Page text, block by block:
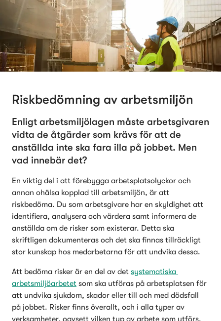
Riskbedömning av arbetsmiljön
Enligt arbetsmiljölagen måste arbetsgivaren
vidta de åtgärder som krävs för att de
anställda inte ska fara illa på jobbet. Men
vad innebär det?
En viktig del i att förebygga arbetsplatsolyckor och
annan ohälsa kopplad till arbetsmiljön, är att
riskbedöma. Du som arbetsgivare har en skyldighet att
identifiera, analysera och värdera samt informera de
anställda om de risker som existerar. Detta ska
skriftligen dokumenteras och det ska finnas tillräckligt
stor kunskap hos medarbetarna för att undvika dessa.
Att bedöma risker är en del av det systematiska
arbetsmiljöarbetet som ska utföras på arbetsplatsen för
att undvika sjukdom, skador eller till och med dödsfall
på jobbet. Risker finns överallt, och i alla typer av
verksamheter, oavsett vilken typ av arbete som utförs.